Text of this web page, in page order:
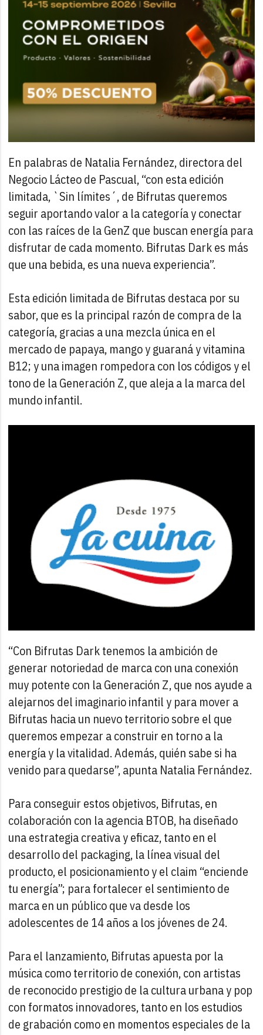
En palabras de Natalia Fernández, directora del
Negocio Lácteo de Pascual, “con esta edición
limitada, `Sin límites´, de Bifrutas queremos
seguir aportando valor a la categoría y conectar
con las raíces de la GenZ que buscan energía para
disfrutar de cada momento. Bifrutas Dark es más
que una bebida, es una nueva experiencia”.
Esta edición limitada de Bifrutas destaca por su
sabor, que es la principal razón de compra de la
categoría, gracias a una mezcla única en el
mercado de papaya, mango y guaraná y vitamina
B12; y una imagen rompedora con los códigos y el
tono de la Generación Z, que aleja a la marca del
mundo infantil.
“Con Bifrutas Dark tenemos la ambición de
generar notoriedad de marca con una conexión
muy potente con la Generación Z, que nos ayude a
alejarnos del imaginario infantil y para mover a
Bifrutas hacia un nuevo territorio sobre el que
queremos empezar a construir en torno a la
energía y la vitalidad. Además, quién sabe si ha
venido para quedarse”, apunta Natalia Fernández.
Para conseguir estos objetivos, Bifrutas, en
colaboración con la agencia BTOB, ha diseñado
una estrategia creativa y eficaz, tanto en el
desarrollo del packaging, la línea visual del
producto, el posicionamiento y el claim “enciende
tu energía”; para fortalecer el sentimiento de
marca en un público que va desde los
adolescentes de 14 años a los jóvenes de 24.
Para el lanzamiento, Bifrutas apuesta por la
música como territorio de conexión, con artistas
de reconocido prestigio de la cultura urbana y pop
con formatos innovadores, tanto en los estudios
de grabación como en momentos especiales de la